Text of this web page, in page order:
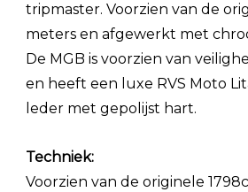
tripmaster. Voorzien van de
meters en afgewerkt met
De MGB is voorzien van
en heeft een luxe RVS Moto
leder met gepolijst hart.
Techniek:
Voorzien van de originele